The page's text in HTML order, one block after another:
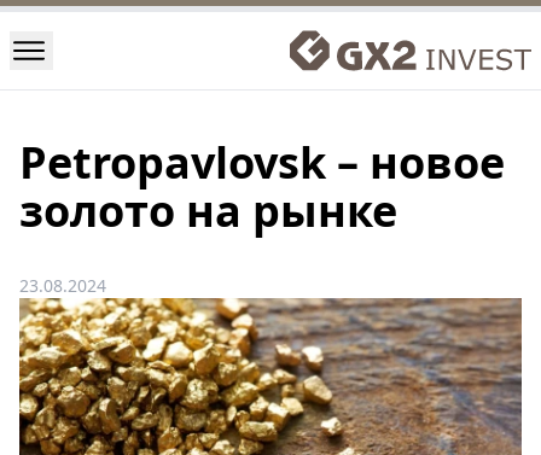
Petropavlovsk – новое
золото на рынке
23.08.2024